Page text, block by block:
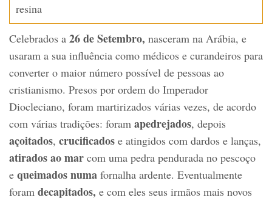
resina
Celebrados a 26 de Setembro, nasceram na Arábia, e
usaram a sua influência como médicos e curandeiros para
converter o maior número possível de pessoas ao
cristianismo. Presos por ordem do Imperador
Diocleciano, foram martirizados várias vezes, de acordo
com várias tradições: foram apedrejados, depois
açoitados, crucificados e atingidos com dardos e lanças,
atirados ao mar com uma pedra pendurada no pescoço
e queimados numa fornalha ardente. Eventualmente
foram decapitados, e com eles seus irmãos mais novos